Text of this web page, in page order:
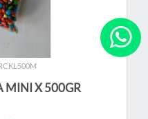
MINI X 500GR